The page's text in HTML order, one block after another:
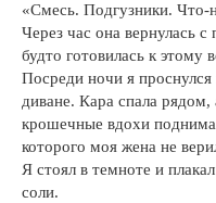
«Смесь. Подгузники. Что-
Через час она вернулась
будто готовилась к этому
Посреди ночи я
диване. Кара спала
крошечные вдохи
которого моя жена не
Я стоял в темноте и
соли.